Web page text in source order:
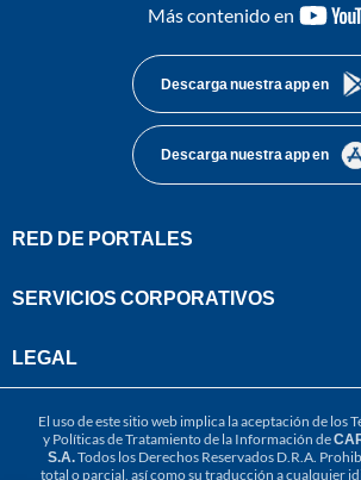
Más contenido en
Descarga nuestra app en
Descarga nuestra app en
RED DE PORTALES
SERVICIOS CORPORATIVOS
LEGAL
El uso de este sitio web implica la aceptación de los
y Políticas de Tratamiento de la Información de
S.A.Todos los Derechos Reservados D.R.A.
total o parcial, así como su traducción a cualquier